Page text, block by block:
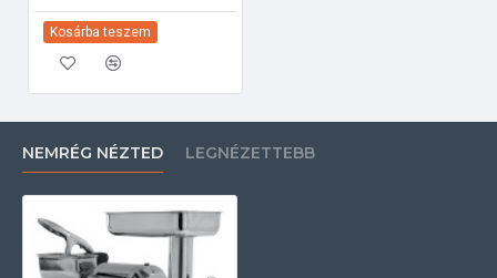
Kosárba teszem
NEMRÉG NÉZTED LEGNÉZETTEBB